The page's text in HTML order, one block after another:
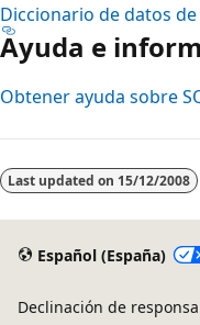
Diccionario de datos
Ayuda e
Obtener ayuda sobre
lectura
deshabilitado
Last updated on 15/12/2008
Español (España)
Declinación de